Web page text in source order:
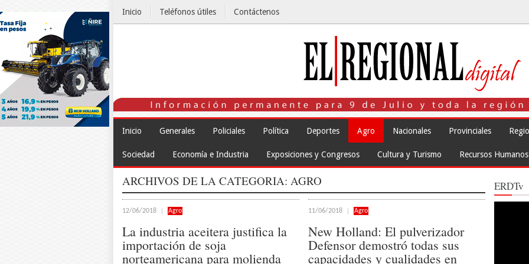
Inicio Teléfonos útiles Contáctenos
Inicio Generales Policiales Política Deportes Agro Nacionales Provinciales
Sociedad Economía e Industria Exposiciones y Congresos Cultura y Turismo Recursos Humanos
ARCHIVOS DE LA CATEGORIA: AGRO
12/06/2018 Agro
La industria aceitera justifica la
importación de soja
norteamericana para molienda
11/06/2018 Agro
New Holland: El pulverizador
Defensor demostró todas sus
capacidades y cualidades en
ERDTv